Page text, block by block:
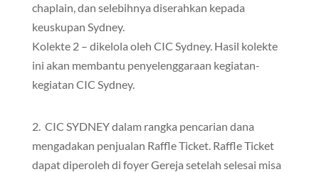
chaplain, dan selebihnya diserahkan kepada
keuskupan Sydney.
Kolekte 2 – dikelola oleh CIC Sydney. Hasil kolekte
ini akan membantu penyelenggaraan kegiatan-
kegiatan CIC Sydney.
2. CIC SYDNEY dalam rangka pencarian dana
mengadakan penjualan Raffle Ticket. Raffle Ticket
dapat diperoleh di foyer Gereja setelah selesai misa